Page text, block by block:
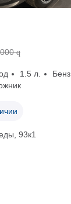
q
1.5 л.
93к1